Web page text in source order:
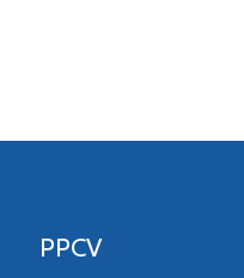
PPCV